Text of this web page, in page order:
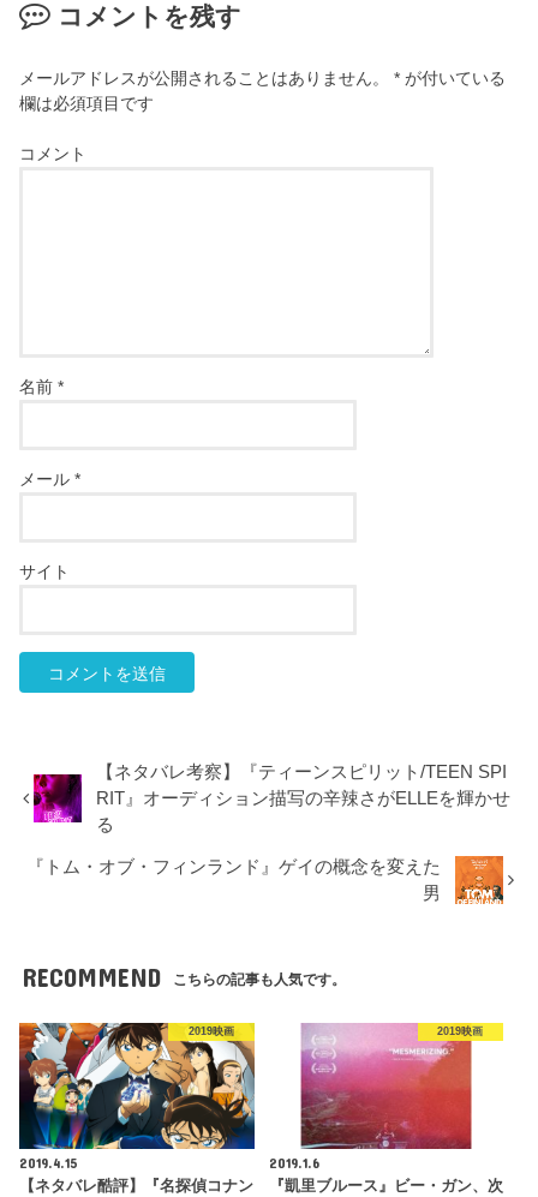
コメントを残す
メールアドレスが公開されることはありません。 * が付いている
欄は必須項目です
コメント
名前*
メール*
サイト
【ネタバレ考察】『ティーンスピリット/TEEN SPI
RIT』オーディション描写の辛辣さがELLEを輝かせ
る
『トム・オブ・フィンランド』ゲイの概念を変えた
男
RECOMMEND こちらの記事も人気です。
2019映画
2019.4.15
【ネタバレ酷評】『名探偵コナン
2019映画
2019.1.6
『凱里ブルース』ビー・ガン、次